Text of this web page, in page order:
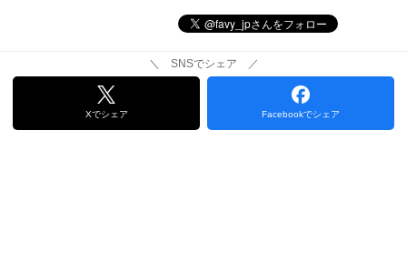
＼ SNSでシェア ／
Xでシェア Facebookでシェア